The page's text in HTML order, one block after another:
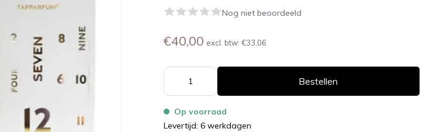
Nog niet beoordeeld
€40,00 excl. btw: €33,06
Bestellen
Op voorraad
Levertijd: 6 werkdagen